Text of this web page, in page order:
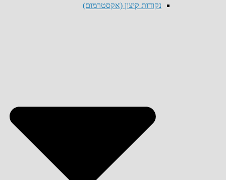
נקודות קיצון (אקסטרמום)